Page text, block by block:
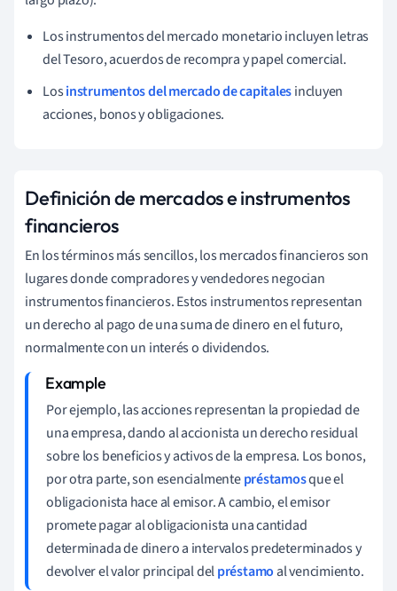
Los instrumentos del mercado monetario incluyen letras
del Tesoro, acuerdos de recompra y papel comercial.
Losinstrumentos del mercado de capitalesincluyen
acciones, bonos y obligaciones.
Definición de mercados e instrumentos
financieros
En los términos más sencillos, los mercados financieros son
lugares donde compradores y vendedores negocian
instrumentos financieros. Estos instrumentos representan
un derecho al pago de una suma de dinero en el futuro,
normalmente con un interés o dividendos.
Por ejemplo, las acciones representan la propiedad de
una empresa, dando al accionista un derecho residual
sobre los beneficios y activos de la empresa. Los bonos,
por otra parte, son esencialmentepréstamosque el
obligacionista hace al emisor. A cambio, el emisor
promete pagar al obligacionista una cantidad
determinada de dinero a intervalos predeterminados y
devolver el valor principal delpréstamo al vencimiento.